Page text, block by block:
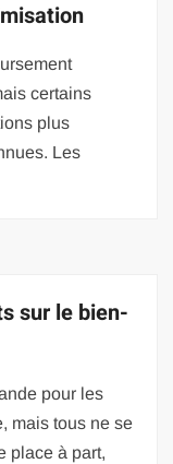
certains
plus
Les
sur le bien-
pour les
mais tous ne se
place à part,